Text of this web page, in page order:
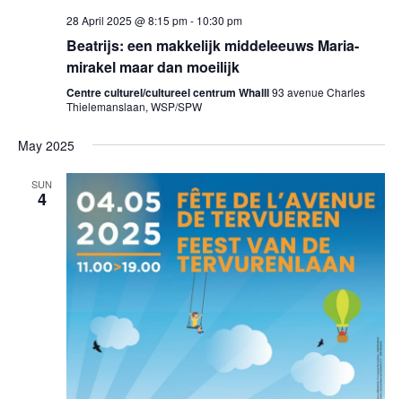
28 April 2025 @ 8:15 pm- 10:30 pm
Beatrijs: een makkelijk middeleeuws Maria-
mirakel maar dan moeilijk
Centre culturel/cultureel centrum Whalll93 avenue Charles
Thielemanslaan, WSP/SPW
May 2025
SUN
4